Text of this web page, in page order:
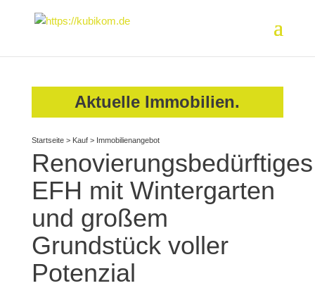
Aktuelle Immobilien.
Startseite> Kauf> Immobilienangebot
Renovierungsbedürftiges
EFH mit Wintergarten
und großem
Grundstück voller
Potenzial